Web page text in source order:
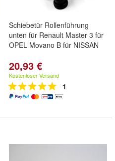
Schiebetür Rollenführung
unten für Renault Master 3 für
OPEL Movano B für NISSAN
20,93 €
Kostenloser Versand
1